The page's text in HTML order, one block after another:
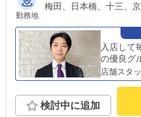
勤務地
梅田、日本橋、十三、
入店して
の優良グ
店舗スタ
検討中に追加